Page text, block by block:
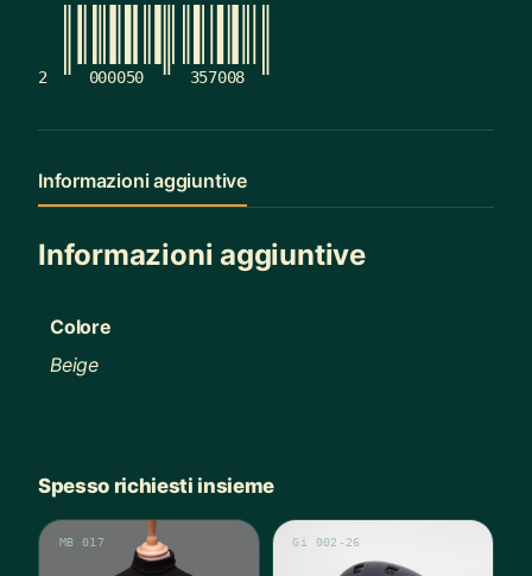
2 000050 357008
Informazioni aggiuntive
Informazioni aggiuntive
Colore
Beige
Spesso richiesti insieme
MB 017 Gi 002-26